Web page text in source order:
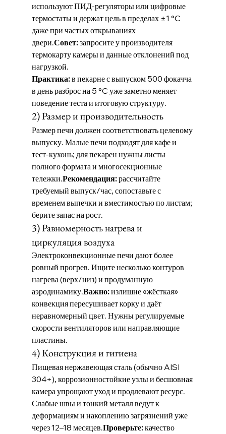
используют ПИД-регуляторы или цифровые
термостаты и держат цель в пределах ±1 °C
даже при частых открываниях
двери.Совет: запросите у производителя
термокарту камеры и данные отклонений под
нагрузкой.
Практика: в пекарне с выпуском 500 фокачча
в день разброс на 5 °C уже заметно меняет
поведение теста и итоговую структуру.
2) Размер и производительность
Размер печи должен соответствовать целевому
выпуску. Малые печи подходят для кафе и
тест-кухонь; для пекарен нужны листы
полного формата и многосекционные
тележки.Рекомендация: рассчитайте
требуемый выпуск/час, сопоставьте с
временем выпечки и вместимостью по листам;
берите запас на рост.
3) Равномерность нагрева и
циркуляция воздуха
Электроконвекционные печи дают более
ровный прогрев. Ищите несколько контуров
нагрева (верх/низ) и продуманную
аэродинамику.Важно: излишне «жёсткая»
конвекция пересушивает корку и даёт
неравномерный цвет. Нужны регулируемые
скорости вентиляторов или направляющие
пластины.
4) Конструкция и гигиена
Пищевая нержавеющая сталь (обычно AISI
304+), коррозионностойкие узлы и бесшовная
камера упрощают уход и продлевают ресурс.
Слабые швы и тонкий металл ведут к
деформациям и накоплению загрязнений уже
через 12–18 месяцев.Проверьте: качество